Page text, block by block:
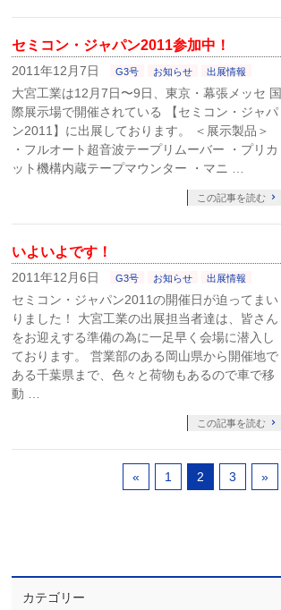
セミコン・ジャパン2011参加中！
2011年12月7日 G3号 お知らせ 出展情報
大宮工業は12月7日〜9日、東京・幕張メッセ 国
際展示場で開催されている 【セミコン・ジャパ
ン2011】に出展しております。 ＜展示製品＞
・フルオート超音波テープリムーバー ・プリカ
ット機構内蔵テープマウンター ・マニ …
この記事を読む
いよいよです！
2011年12月6日 G3号 お知らせ 出展情報
セミコン・ジャパン2011の開催日が迫ってまい
りました！ 大宮工業の出展担当者達は、皆さん
をお迎えする準備の為に一足早く会場に潜入し
ております。 営業部のある岡山県から開催地で
ある千葉県まで、色々と荷物もあるので車で移
動 …
この記事を読む
« 1 2 3 »
カテゴリー